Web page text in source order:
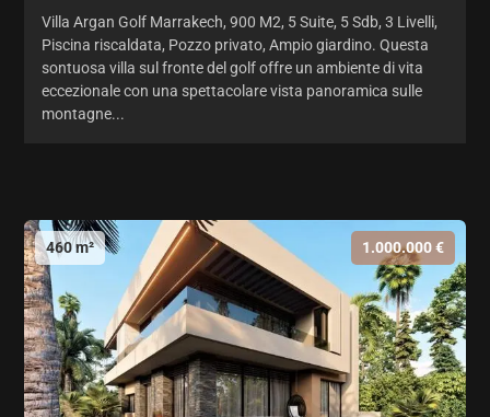
Villa Argan Golf Marrakech, 900 M2, 5 Suite, 5 Sdb, 3 Livelli,
Piscina riscaldata, Pozzo privato, Ampio giardino. Questa
sontuosa villa sul fronte del golf offre un ambiente di vita
eccezionale con una spettacolare vista panoramica sulle
montagne...
460 m² 1.000.000 €